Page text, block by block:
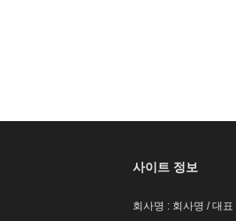
사이트 정보
회사명 : 회사명 / 대표